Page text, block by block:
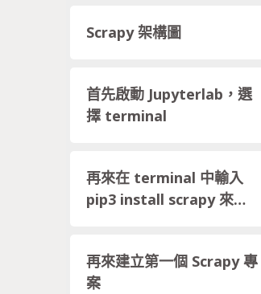
Scrapy 架構圖
首先啟動 Jupyterlab，選
擇 terminal
再來在 terminal 中輸入
pip3 install scrapy 來安
再來建立第一個 Scrapy 專
案